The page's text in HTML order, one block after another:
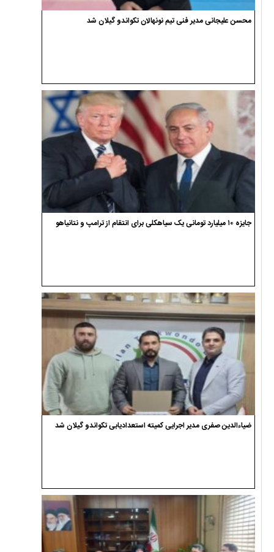
محسن علیجانی مدیر فنی تیم نونهالان تکواندو گیلان شد
جایزه ۱۰ میلیارد تومانی یک سیاهکلی برای انتقام از ترامپ و نتانیاهو
ضیاءالدین صفری مدیر اجرایی کمیته استعدادیابی تکواندو گیلان شد